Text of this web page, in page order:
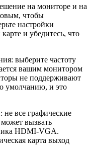
на мониторе и на
чтобы
настройки
и убедитесь, что
выберите частоту
вашим монитором
не поддерживают
умолчанию, и это
не все графические
вызвать
HDMI-VGA.
карта выход